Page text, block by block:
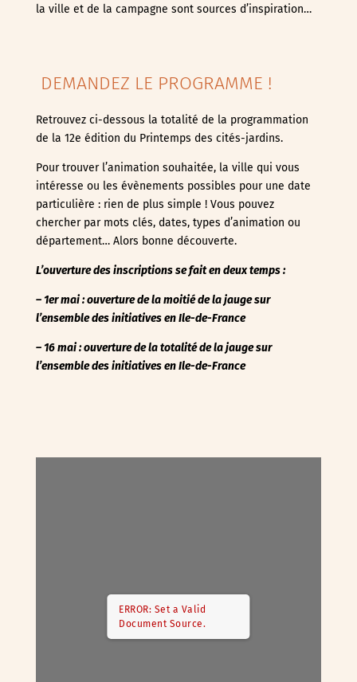
la ville et de la campagne sont sources d’inspiration…
DEMANDEZ LE PROGRAMME !
Retrouvez ci-dessous la totalité de la programmation
de la 12e édition du Printemps des cités-jardins.
Pour trouver l’animation souhaitée, la ville qui vous
intéresse ou les évènements possibles pour une date
particulière : rien de plus simple ! Vous pouvez
chercher par mots clés, dates, types d’animation ou
département… Alors bonne découverte.
L’ouverture des inscriptions se fait en deux temps :
– 1er mai : ouverture de la moitié de la jauge sur
l’ensemble des initiatives en Ile-de-France
– 16 mai : ouverture de la totalité de la jaugesur
l’ensemble des initiatives en Ile-de-France
ERROR: Set a Valid
Document Source.